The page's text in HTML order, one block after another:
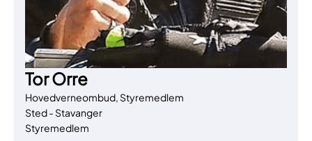
Tor Orre
Hovedverneombud, Styremedlem
Sted - Stavanger
Styremedlem